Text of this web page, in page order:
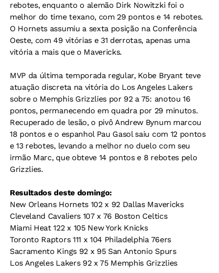
rebotes, enquanto o alemão Dirk Nowitzki foi o
melhor do time texano, com 29 pontos e 14 rebotes.
O Hornets assumiu a sexta posição na Conferência
Oeste, com 49 vitórias e 31 derrotas, apenas uma
vitória a mais que o Mavericks.
MVP da última temporada regular, Kobe Bryant teve
atuação discreta na vitória do Los Angeles Lakers
sobre o Memphis Grizzlies por 92 a 75: anotou 16
pontos, permanecendo em quadra por 29 minutos.
Recuperado de lesão, o pivô Andrew Bynum marcou
18 pontos e o espanhol Pau Gasol saiu com 12 pontos
e 13 rebotes, levando a melhor no duelo com seu
irmão Marc, que obteve 14 pontos e 8 rebotes pelo
Grizzlies.
Resultados deste domingo:
New Orleans Hornets 102 x 92 Dallas Mavericks
Cleveland Cavaliers 107 x 76 Boston Celtics
Miami Heat 122 x 105 New York Knicks
Toronto Raptors 111 x 104 Philadelphia 76ers
Sacramento Kings 92 x 95 San Antonio Spurs
Los Angeles Lakers 92 x 75 Memphis Grizzlies